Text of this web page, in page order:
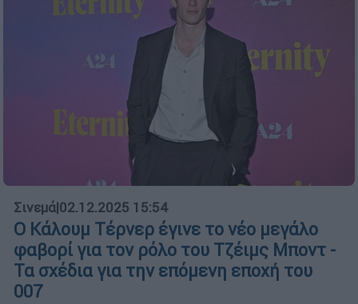
Σινεμά|02.12.2025 15:54
Ο Κάλουμ Τέρνερ έγινε το νέο μεγάλο
φαβορί για τον ρόλο του Τζέιμς Μποντ -
Τα σχέδια για την επόμενη εποχή του
007